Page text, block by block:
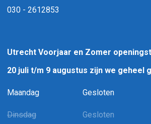
030 - 2612853
Utrecht Voorjaar en Zomer
20 juli t/m 9 augustus zijn we geheel
Maandag Gesloten
Dinsdag Gesloten